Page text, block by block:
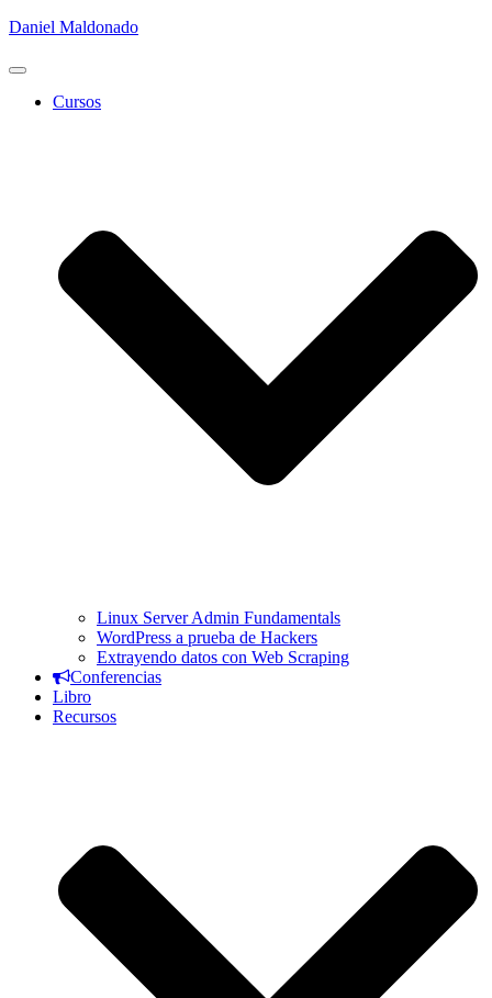
Daniel Maldonado
Cambiar
Cursos
Linux Server Admin Fundamentals
WordPress a prueba de Hackers
Extrayendo datos con Web Scraping
Conferencias
Libro
Recursos